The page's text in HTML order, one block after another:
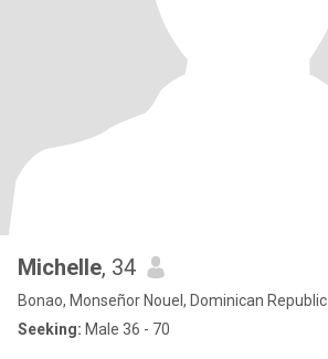
Michelle, 34
Bonao, Monseñor Nouel, Dominican Republic
Seeking: Male 36 - 70